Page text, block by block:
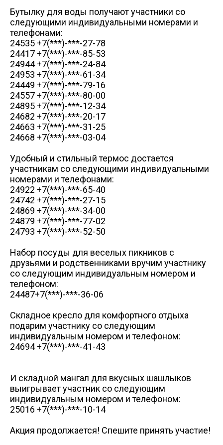
ул. Победы, 27/1, торговый центр - "Грани"
Схема проезда
prev
а/я 40
vatulko_vd@mpftomsk.ru
Бутылку для воды получают участники со
следующими индивидуальными номерами и
телефонами:
24535 +7(***)-***-27-78
24417 +7(***)-***-85-53
24944 +7(***)-***-24-84
24953 +7(***)-***-61-34
24449 +7(***)-***-79-16
24557 +7(***)-***-80-00
24895 +7(***)-***-12-34
24682 +7(***)-***-20-17
24663 +7(***)-***-31-25
24668 +7(***)-***-03-04
Удобный и стильный термос достается
участникам со следующими индивидуальными
номерами и телефонами:
24922 +7(***)-***-65-40
24742 +7(***)-***-27-15
24869 +7(***)-***-34-00
24879 +7(***)-***-77-02
24793 +7(***)-***-52-50
Набор посуды для веселых пикников с
друзьями и родственниками вручим участнику
со следующим индивидуальным номером и
телефоном:
24487+7(***)-***-36-06
Складное кресло для комфортного отдыха
подарим участнику со следующим
индивидуальным номером и телефоном:
24694 +7(***)-***-41-43
И складной мангал для вкусных шашлыков
выигрывает участник со следующим
индивидуальным номером и телефоном:
25016 +7(***)-***-10-14
Акция продолжается! Спешите принять участие!